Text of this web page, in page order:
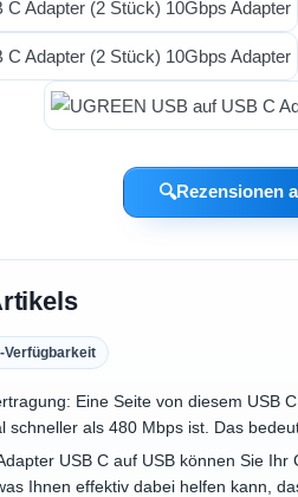
🔍Rezensionen
Verfügbarkeit
Eine Seite von diesem USB
schneller als 480 Mbps ist. Das
USB C auf USB können Sie
Ihnen effektiv dabei helfen kann,